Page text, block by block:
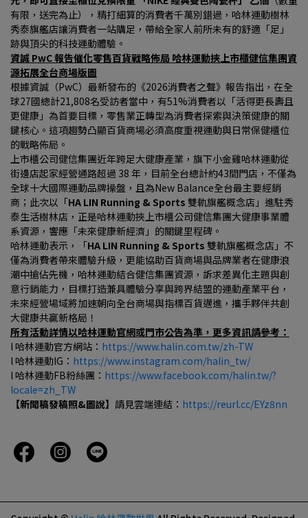
有限，送完為止），精打細算的消費者千萬別錯過，哈林運動樹林
秀泰旗艦店讓消費者一站購足，帶給全家人前所未有的舒適「足」
跡與頂尖的科技運動體驗。
資誠 PwC 報告催化零售百貨戰略佈局 哈林運動挾上市櫃健信集團資
源拓展全台商場版圖
根據資誠（PwC）最新發布的《2026消費者之聲》報告指出，在全
球27國總計21,808名受訪者當中，有51%消費者以「活得更長壽且
更健康」為首要目標，零售業正轉型為消費者探索與決策健康的關
鍵核心。這項趨勢凸顯百貨商場必須高度重視運動與日常保健櫃位
的戰略佈局。
上市櫃公司健信集團近年跨足大健康產業，旗下小金雞哈林運動從
街邊店起家經營通路超過 38 年，目前全台總計約43間門店，不僅為
全球十大國際運動品牌操盤，且為New Balance全台最主要經銷
商；此次以「HA LIN Running & Sports 雙軌旗艦概念店」進駐秀
泰生活樹林店，正是哈林運動挾上市櫃公司健信集團大健康事業體
系資源，響應「未來健康新經濟」的關鍵里程碑。
哈林運動表示，「HA LIN Running & Sports 雙軌旗艦概念店」不
僅為消費者帶來體驗升級，更能協助百貨商場與品牌業者在健康浪
潮中搶佔先機，哈林運動結合健信集團資源，訴求差異化主題與創
意行銷能力，目標打造兼具體驗分享與跨界結盟的運動產業平台，
未來經營場域將加速朝向全台商場與指標百貨邁進，攜手夥伴共創
大健康共贏新格局！
所有活動詳情以哈林運動官網或門市公告為準，更多資訊請參考：
l 哈林運動官方網站： https://www.halin.com.tw/zh-TW
l 哈林運動IG： https://www.instagram.com/halin_tw/
l 哈林運動FB粉絲團： https://www.facebook.com/halin.tw/?
locale=zh_TW
【新聞稿發稿照&圖說】 請見雲端連結： https://reurl.cc/EYz8nn